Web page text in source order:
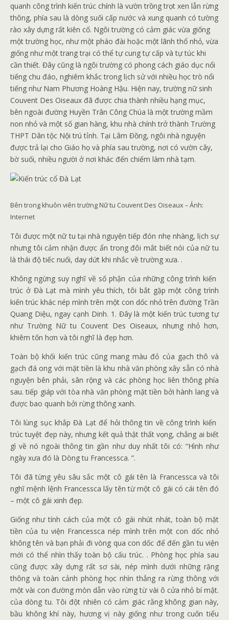
quanh công trình kiến ​​trúc chính là vườn trồng trọt xen lẫn rừng
thông, phía sau là dòng suối cấp nước và xung quanh có tường
rào xây dựng rất kiên cố. Ngôi trường có cảm giác vừa giống
một trường học, như một pháo đài hoặc một lãnh thổ nhỏ, vừa
giống như một trang trại có thể tự cung tự cấp và tự túc khi
cần thiết. Đây cũng là ngôi trường có phong cách giáo dục nổi
tiếng chu đáo, nghiêm khắc trong lịch sử với nhiều học trò nổi
tiếng như Nam Phương Hoàng Hậu. Hiện nay, trường nữ sinh
Couvent Des Oiseaux đã được chia thành nhiều hạng mục,
bên ngoài đường Huyền Trân Công Chúa là một trường mầm
non nhỏ và một số gian hàng, khu nhà chính trở thành Trường
THPT Dân tộc Nội trú tỉnh. Tại Lâm Đồng, ngôi nhà nguyện
được trả lại cho Giáo họ và phía sau trường, nơi có vườn cây,
bờ suối, nhiều người ở nơi khác đến chiếm làm nhà tạm.
Bên trong khuôn viên trường Nữ tu Couvent Des Oiseaux – Ảnh:
Internet
Tôi được một nữ tu tại nhà nguyện tiếp đón nhẹ nhàng, lịch sự
nhưng tôi cảm nhận được ẩn trong đôi mắt biết nói của nữ tu
là thái độ tiếc nuối, day dứt khi nhắc về trường xưa. .
Không ngừng suy nghĩ về số phận của những công trình kiến ​​
trúc ở Đà Lạt mà mình yêu thích, tôi bắt gặp một công trình
kiến ​​trúc khác nép mình trên một con dốc nhỏ trên đường Trần
Quang Diệu, ngay cạnh Dinh. 1. Đây là một kiến ​​trúc tương tự
như Trường Nữ tu Couvent Des Oiseaux, nhưng nhỏ hơn,
khiêm tốn hơn và tôi nghĩ là đẹp hơn.
Toàn bộ khối kiến ​​trúc cũng mang màu đỏ của gạch thô và
gạch đá ong với mặt tiền là khu nhà văn phòng xây sẵn có nhà
nguyện bên phải, sân rộng và các phòng học liên thông phía
sau. tiếp giáp với tòa nhà văn phòng mặt tiền bởi hành lang và
được bao quanh bởi rừng thông xanh.
Tôi lùng sục khắp Đà Lạt để hỏi thông tin về công trình kiến ​​
trúc tuyệt đẹp này, nhưng kết quả thật thất vọng, chẳng ai biết
gì về nó ngoài thông tin gần như duy nhất tôi có: “Hình như
ngày xưa đó là Dòng tu Francessca. ”.
Tôi đã từng yêu sâu sắc một cô gái tên là Francessca và tôi
nghĩ mệnh lệnh Francessca lấy tên từ một cô gái có cái tên đó
– một cô gái xinh đẹp.
Giống như tính cách của một cô gái nhút nhát, toàn bộ mặt
tiền của tu viện Francessca nép mình trên một con dốc nhỏ
không tên và bạn phải đi vòng qua con dốc để đến gần tu viện
mới có thể nhìn thấy toàn bộ cấu trúc. . Phòng học phía sau
cũng được xây dựng rất sơ sài, nép mình dưới những rặng
thông và toàn cảnh phòng học nhìn thẳng ra rừng thông với
một vài con đường mòn dẫn vào rừng từ vài ô cửa nhỏ bí mật.
của dòng tu. Tôi đột nhiên có cảm giác rằng không gian này,
bầu không khí này, hương vị này giống như trong cuốn tiểu